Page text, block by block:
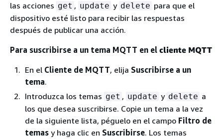
las acciones get , update y delete para que el
dispositivo esté listo para recibir las respuestas
después de publicar una acción.
Para suscribirse a un tema MQTT en el cliente MQTT
En el Cliente de MQTT, elija Suscribirse a un
tema.
Introduzca los temas get , update y delete a
los que desea suscribirse. Copie un tema a la vez
de la siguiente lista, péguelo en el campo Filtro de
temas y haga clic en Suscribirse. Los temas